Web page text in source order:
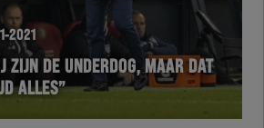
2021
ZIJN DE UNDERDOG, MAAR DAT
ALLES”